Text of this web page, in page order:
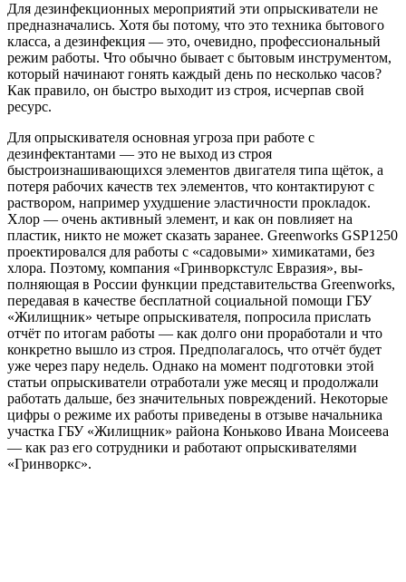
Для дезинфекционных мероприятий эти опрыскиватели не
предназначались. Хотя бы потому, что это техника бытового
класса, а дезинфекция — это, очевидно, профессио­нальный
режим работы. Что обычно бывает с бытовым инструментом,
который начина­ют гонять каждый день по несколько часов?
Как правило, он быстро выходит из строя, исчерпав свой
ресурс.
Для опрыскивателя основная угроза при работе с
дезинфектантами — это не выход из строя
быстроизнашивающихся элемен­тов двигателя типа щёток, а
потеря рабочих качеств тех элементов, что контактируют с
раствором, например ухудшение эластич­ности прокладок.
Хлор — очень активный элемент, и как он повлияет на
пластик, ни­кто не может сказать заранее. Greenworks GSP1250
проектировался для работы с «са­довыми» химикатами, без
хлора. Поэтому, компания «Гринворкстулс Евразия», вы­
полняющая в России функции представительства Greenworks,
передавая в качестве бесплатной социальной помощи ГБУ
«Жилищник» четыре опрыскивателя, попросила прислать
отчёт по итогам работы — как долго они проработали и что
конкретно вышло из строя. Предполагалось, что отчёт будет
уже через пару недель. Однако на момент подготовки этой
статьи опрыскиватели отработали уже месяц и продолжали
работать дальше, без значительных повреждений. Некоторые
цифры о режиме их работы приведены в отзыве начальника
участка ГБУ «Жилищник» района Коньково Ивана Моисеева
— как раз его сотрудники и работают опрыскивателями
«Гринворкс».